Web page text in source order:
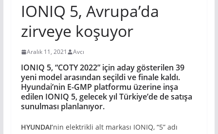
IONIQ 5, Avrupa’da
zirveye koşuyor
Aralık 11, 2021 Avcı
IONIQ 5, “COTY 2022” için aday gösterilen 39
yeni model arasından seçildi ve finale kaldı.
Hyundai’nin E-GMP platformu üzerine inşa
edilen IONIQ 5, gelecek yıl Türkiye’de de satışa
sunulması planlanıyor.
HYUNDAI’nin elektrikli alt markası IONIQ, “5” adı